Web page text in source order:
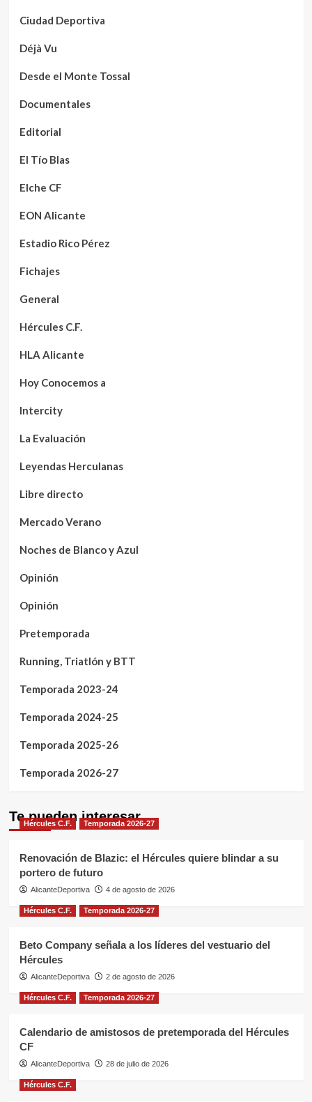
Ciudad Deportiva
Déjà Vu
Desde el Monte Tossal
Documentales
Editorial
El Tío Blas
Elche CF
EON Alicante
Estadio Rico Pérez
Fichajes
General
Hércules C.F.
HLA Alicante
Hoy Conocemos a
Intercity
La Evaluación
Leyendas Herculanas
Libre directo
Mercado Verano
Noches de Blanco y Azul
Opinión
Opinión
Pretemporada
Running, Triatlón y BTT
Temporada 2023-24
Temporada 2024-25
Temporada 2025-26
Temporada 2026-27
Te pueden interesar
Hércules C.F. Temporada 2026-27
Renovación de Blazic: el Hércules quiere blindar a su
portero de futuro
AlicanteDeportiva 4 de agosto de 2026
Hércules C.F. Temporada 2026-27
Beto Company señala a los líderes del vestuario del
Hércules
AlicanteDeportiva 2 de agosto de 2026
Hércules C.F. Temporada 2026-27
Calendario de amistosos de pretemporada del Hércules
CF
AlicanteDeportiva 28 de julio de 2026
Hércules C.F.